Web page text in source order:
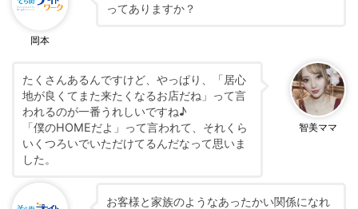
岡本
ってありますか？
智美ママ
たくさんあるんですけど、やっぱり、「居心
地が良くてまた来たくなるお店だね」って言
われるのが一番うれしいですね♪
「僕のHOMEだよ」って言われて、それくら
いくつろいでいただけてるんだなって思いま
した。
お客様と家族のようなあったかい関係になれ